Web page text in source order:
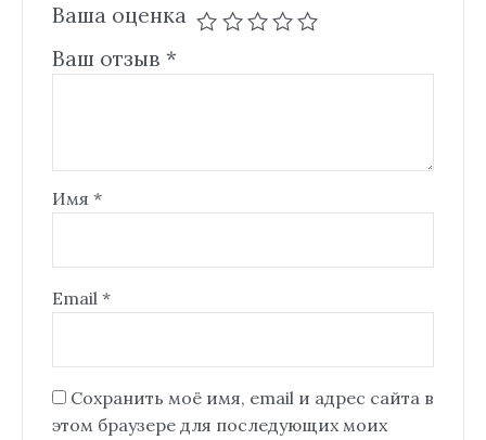
Ваша оценка
Ваш отзыв *
Имя *
Email *
Сохранить моё имя, email и адрес сайта в
этом браузере для последующих моих